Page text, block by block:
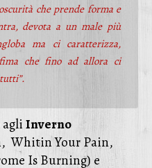
che prende forma e
devota a un male più
ma ci caratterizza,
che fino ad allora ci
agliInverno
Whitin Your Pain,
Is Burning) e